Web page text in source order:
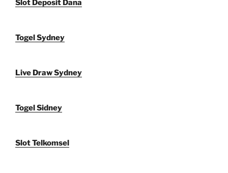
Slot Deposit Dana
Togel Sydney
Live Draw Sydney
Togel Sidney
Slot Telkomsel